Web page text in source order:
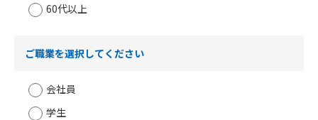
60代以上
ご職業を選択してください
会社員
学生